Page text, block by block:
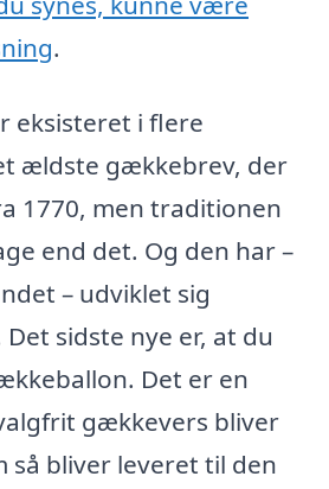
.
eksisteret i flere
ældste gækkebrev, der
1770, men traditionen
end det. Og den har –
– udviklet sig
sidste nye er, at du
Det er en
gækkevers bliver
så bliver leveret til den